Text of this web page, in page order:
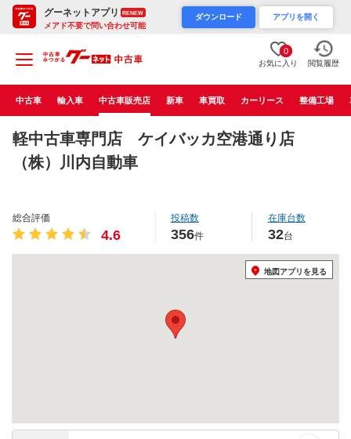
グーネットアプリ RENEW
メアド不要で問い合わせ可能
ダウンロード アプリを開く
0
お気に入り 閲覧履歴
中古車 輸入車 中古車販売店 新車 車買取 カーリース 整備工場
軽中古車専門店 ケイバッカ空港通り店
（株）川内自動車
総合評価
4.6
投稿数
356件
在庫台数
32台
地図アプリを見る